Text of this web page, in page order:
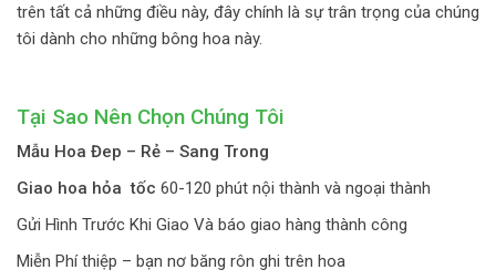
trên tất cả những điều này, đây chính là sự trân trọng của chúng
tôi dành cho những bông hoa này.
Tại Sao Nên Chọn Chúng Tôi
Mẫu Hoa Đep – Rẻ – Sang Trong
Giao hoa hỏa tốc 60-120 phút nội thành và ngoại thành
Gửi Hình Trước Khi Giao Và báo giao hàng thành công
Miễn Phí thiệp – bạn nơ băng rôn ghi trên hoa